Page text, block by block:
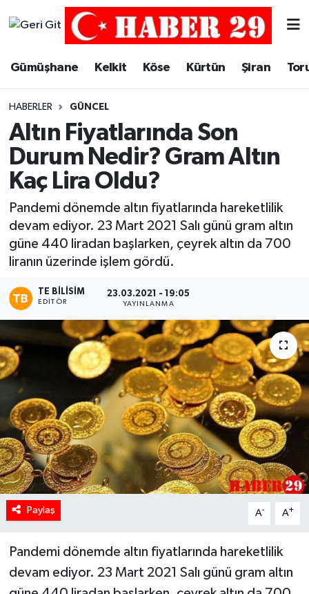
Gümüşhane Kelkit Köse Kürtün Şiran
HABERLER GÜNCEL
Altın Fiyatlarında Son
Durum Nedir? Gram Altın
Kaç Lira Oldu?
Pandemi dönemde altın fiyatlarında hareketlilik
devam ediyor. 23 Mart 2021 Salı günü gram altın
güne 440 liradan başlarken, çeyrek altın da 700
liranın üzerinde işlem gördü.
TE BILISIM
EDITÖR
23.03.2021 - 19:05
YAYINLANMA
Paylaş A- A+
Pandemi dönemde altın fiyatlarında hareketlilik
devam ediyor. 23 Mart 2021 Salı günü gram altın
Merkez Trafik Yoğunluk Haritası
Süper Lig Puan Durumu ve Fikstür
Tüm Manşetler
Son Dakika Haberleri
Haber Arşivi